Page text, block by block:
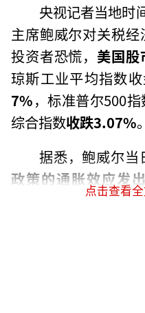
央视记者当地时
主席鲍威尔对关税
投资者恐慌， 美国股
琼斯工业平均指数
7%，标准普尔500指
综合指数收跌3.07%。
据悉，鲍威尔当
政策的通胀效应发
示，特朗普的关税
点击查看